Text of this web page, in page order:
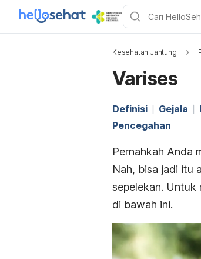
Kesehatan Jantung
Varises
Definisi Gejala
Pencegahan
Pernahkah Anda
Nah, bisa jadi itu
sepelekan. Untuk
di bawah ini.